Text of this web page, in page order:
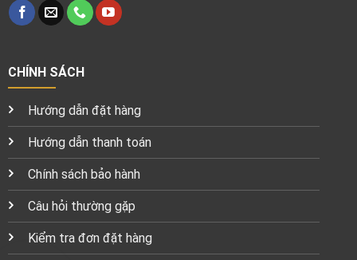
CHÍNH SÁCH
Hướng dẫn đặt hàng
Hướng dẫn thanh toán
Chính sách bảo hành
Câu hỏi thường gặp
Kiểm tra đơn đặt hàng